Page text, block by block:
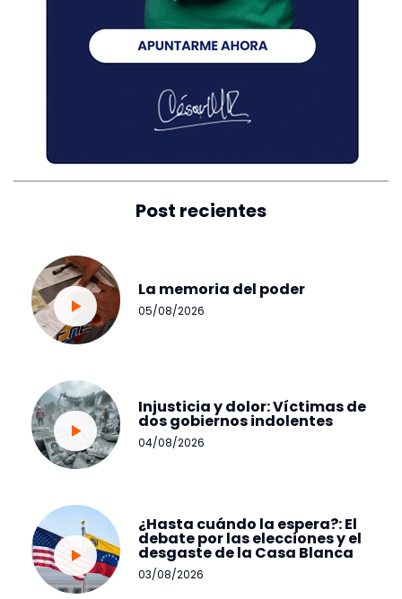
Post recientes
La memoria del poder
05/08/2026
Injusticia y dolor: Víctimas de
dos gobiernos indolentes
04/08/2026
¿Hasta cuándo la espera?: El
debate por las elecciones y el
desgaste de la Casa Blanca
03/08/2026